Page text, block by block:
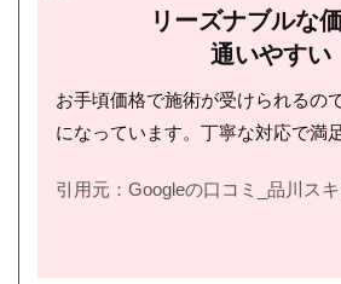
リーズナブルな
通いやすい
お手頃価格で施術が受けられるの
になっています。丁寧な対応で満
引用元：Googleの口コミ_品川ス